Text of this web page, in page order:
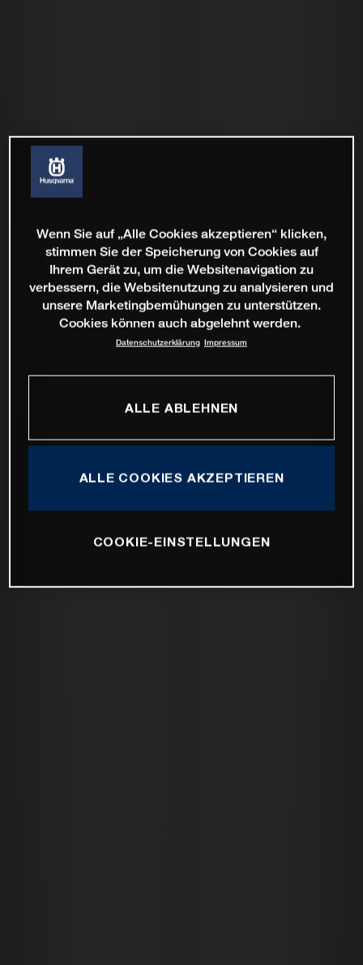
Wenn Sie auf „Alle Cookies akzeptieren“ klicken,
stimmen Sie der Speicherung von Cookies auf
Ihrem Gerät zu, um die Websitenavigation zu
verbessern, die Websitenutzung zu analysieren und
unsere Marketingbemühungen zu unterstützen.
Cookies können auch abgelehnt werden.
Datenschutzerklärung Impressum
ALLE ABLEHNEN
ALLE COOKIES AKZEPTIEREN
COOKIE-EINSTELLUNGEN